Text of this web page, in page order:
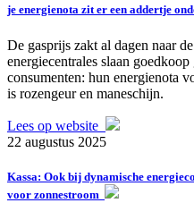
je energienota zit er een addertje
De gasprijs zakt al dagen naar
energiecentrales slaan
consumenten: hun energienota
is rozengeur en maneschijn.
Lees op website
22 augustus 2025
Kassa: Ook bij dynamische
voor zonnestroom